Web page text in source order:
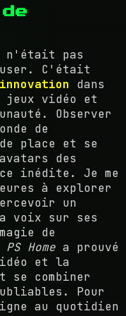
n'était pas
C'était
innovation dans
jeux vidéo et
Observer
de
place et se
des
inédite. Je me
à explorer
un
voix sur ses
de
Home a prouvé
et la
combiner
Pour
au quotidien